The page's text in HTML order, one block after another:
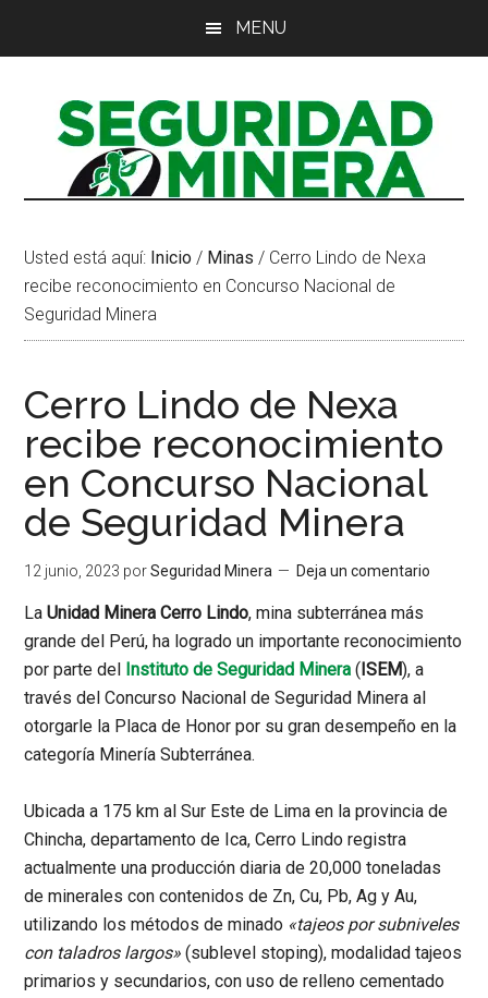
principal
MENU
Usted está aquí: Inicio / Minas / Cerro Lindo de Nexa
recibe reconocimiento en Concurso Nacional de
Seguridad Minera
Cerro Lindo de Nexa
recibe reconocimiento
en Concurso Nacional
de Seguridad Minera
12 junio, 2023 porSeguridad Minera Deja un comentario
LaUnidad Minera Cerro Lindo, mina subterránea más
grande del Perú, ha logrado un importante reconocimiento
por parte del Instituto de Seguridad Minera (ISEM), a
través del Concurso Nacional de Seguridad Minera al
otorgarle la Placa de Honor por su gran desempeño en la
categoría Minería Subterránea.
Ubicada a 175 km al Sur Este de Lima en la provincia de
Chincha, departamento de Ica, Cerro Lindo registra
actualmente una producción diaria de 20,000 toneladas
de minerales con contenidos de Zn, Cu, Pb, Ag y Au,
utilizando los métodos de minado «tajeos por subniveles
con taladros largos» (sublevel stoping), modalidad tajeos
primarios y secundarios, con uso de relleno cementado